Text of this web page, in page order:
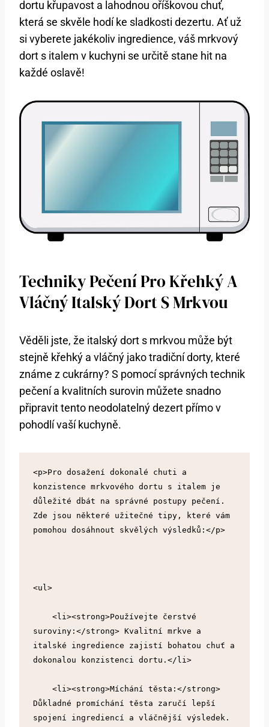
dortu křupavost ⁤a lahodnou oříškovou chuť,
která ‌se skvěle hodí ke sladkosti ​dezertu. Ať už
si⁢ vyberete jakékoliv ‍ingredience, váš mrkvový
dort s italem v⁢ kuchyni⁣ se určitě stane hit na
každé oslavě!
Techniky Pečení Pro Křehký A
Vláčný Italský ‍dort S‌ Mrkvou
Věděli‌ jste, ​že⁤ italský⁢ dort ⁢s⁢ mrkvou⁢ může být​
stejně křehký a vláčný jako tradiční dorty, které
známe⁣ z cukrárny? S pomocí správných technik
pečení a kvalitních surovin můžete⁢ snadno
připravit tento neodolatelný dezert přímo⁢ v
pohodlí ⁢vaší kuchyně.
<p>Pro dosažení dokonalé chuti a
konzistence mrkvového dortu s italem je
důležité dbát na správné postupy pečení.
Zde jsou některé užitečné tipy, které vám
pomohou dosáhnout skvělých výsledků:</p>
<ul>
suroviny:</strong> Kvalitní mrkve a
italské ingredience zajistí bohatou chuť a
dokonalou konzistenci dortu.</li>
Důkladné promíchání těsta zaručí lepší
spojení ingrediencí a vláčnější výsledek.